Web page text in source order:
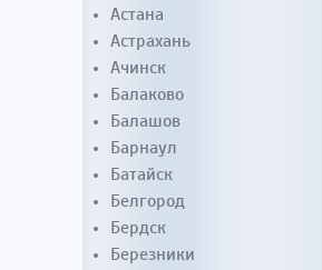
Астана
Астрахань
Ачинск
Балаково
Балашов
Барнаул
Батайск
Белгород
Бердск
Березники